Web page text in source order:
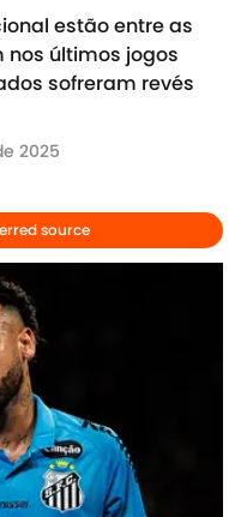
estão entre as
últimos jogos
sofreram revés
2025
source